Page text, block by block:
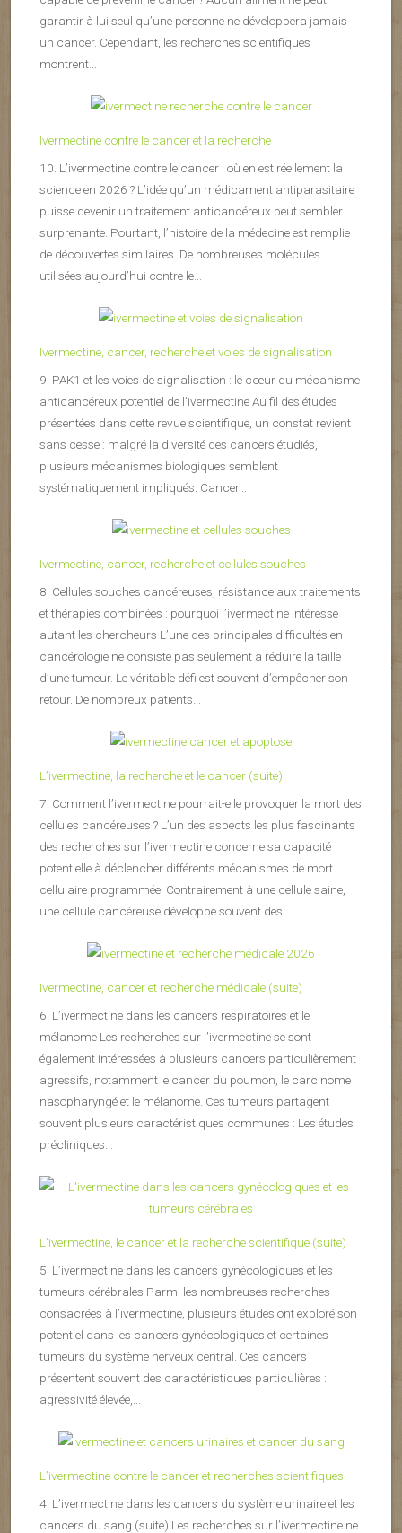
garantir à lui seul qu’une personne ne développera jamais
un cancer. Cependant, les recherches scientifiques
montrent...
Ivermectine contre le cancer et la recherche
10. L’ivermectine contre le cancer : où en est réellement la
science en 2026 ? L’idée qu’un médicament antiparasitaire
puisse devenir un traitement anticancéreux peut sembler
surprenante. Pourtant, l’histoire de la médecine est remplie
de découvertes similaires. De nombreuses molécules
utilisées aujourd’hui contre le...
Ivermectine, cancer, recherche et voies de signalisation
9. PAK1 et les voies de signalisation : le cœur du mécanisme
anticancéreux potentiel de l’ivermectine Au fil des études
présentées dans cette revue scientifique, un constat revient
sans cesse : malgré la diversité des cancers étudiés,
plusieurs mécanismes biologiques semblent
systématiquement impliqués. Cancer...
Ivermectine, cancer, recherche et cellules souches
8. Cellules souches cancéreuses, résistance aux traitements
et thérapies combinées : pourquoi l’ivermectine intéresse
autant les chercheurs L’une des principales difficultés en
cancérologie ne consiste pas seulement à réduire la taille
d’une tumeur. Le véritable défi est souvent d’empêcher son
retour. De nombreux patients...
L’ivermectine, la recherche et le cancer (suite)
7. Comment l’ivermectine pourrait-elle provoquer la mort des
cellules cancéreuses ? L’un des aspects les plus fascinants
des recherches sur l’ivermectine concerne sa capacité
potentielle à déclencher différents mécanismes de mort
cellulaire programmée. Contrairement à une cellule saine,
une cellule cancéreuse développe souvent des...
Ivermectine, cancer et recherche médicale (suite)
6. L’ivermectine dans les cancers respiratoires et le
mélanome Les recherches sur l’ivermectine se sont
également intéressées à plusieurs cancers particulièrement
agressifs, notamment le cancer du poumon, le carcinome
nasopharyngé et le mélanome. Ces tumeurs partagent
souvent plusieurs caractéristiques communes : Les études
précliniques...
L’ivermectine, le cancer et la recherche scientifique (suite)
5. L’ivermectine dans les cancers gynécologiques et les
tumeurs cérébrales Parmi les nombreuses recherches
consacrées à l’ivermectine, plusieurs études ont exploré son
potentiel dans les cancers gynécologiques et certaines
tumeurs du système nerveux central. Ces cancers
présentent souvent des caractéristiques particulières :
agressivité élevée,...
L’ivermectine contre le cancer et recherches scientifiques
4. L’ivermectine dans les cancers du système urinaire et les
cancers du sang (suite) Les recherches sur l’ivermectine ne